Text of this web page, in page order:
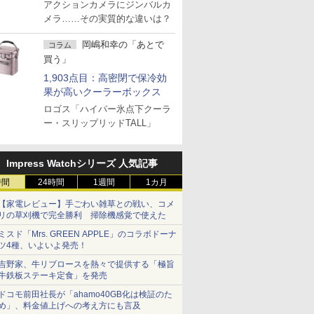
アクションカメラにジンバルカ
メラ……その実質的な違いは？
コラム
岡嶋和幸の「あとで
買う」
1,903点目：高密閉で保冷効
果が高いクーラーボックス
ロゴス「ハイパー氷点下クーラ
ー・スリップリッドTALL」
Impress Watchシリーズ 人気記事
24時間 1週間 1カ月
家電レビュー】手ごわい雑草との戦い、コメ
の草刈機で完全勝利 掃除機感覚で使えた
スド「Mrs. GREEN APPLE」のコラボドーナ
4種、いよいよ発売！
野家、牛リブロースを熱々で提供する「極旨
鉄板ステーキ定食」を発売
コモ前田社長が「ahamo40GB化は検証のた
」、料金値上げへの考え方にも言及